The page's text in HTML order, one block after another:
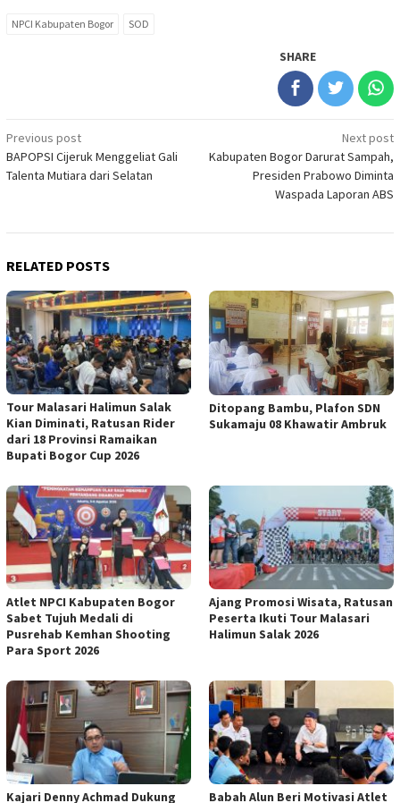
NPCI Kabupaten Bogor SOD
SHARE
Post
navigation
Previous post
BAPOPSI Cijeruk Menggeliat Gali
Talenta Mutiara dari Selatan
Next post
Kabupaten Bogor Darurat Sampah,
Presiden Prabowo Diminta
Waspada Laporan ABS
RELATED POSTS
Tour Malasari Halimun Salak
Kian Diminati, Ratusan Rider
dari 18 Provinsi Ramaikan
Bupati Bogor Cup 2026
Ditopang Bambu, Plafon SDN
Sukamaju 08 Khawatir Ambruk
Atlet NPCI Kabupaten Bogor
Sabet Tujuh Medali di
Pusrehab Kemhan Shooting
Para Sport 2026
Ajang Promosi Wisata, Ratusan
Peserta Ikuti Tour Malasari
Halimun Salak 2026
Kajari Denny Achmad Dukung Babah Alun Beri Motivasi Atlet